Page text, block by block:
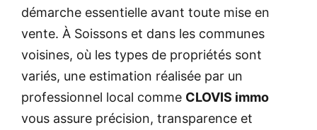
démarche essentielle avant toute mise en
vente. À Soissons et dans les communes
voisines, où les types de propriétés sont
variés, une estimation réalisée par un
professionnel local comme CLOVIS immo
vous assure précision, transparence et